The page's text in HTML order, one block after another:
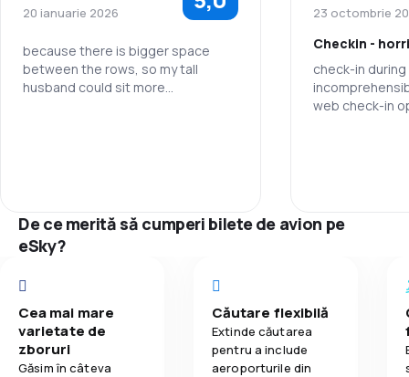
Prețul biletelor 4,0
Confort în timpul călătoriei 3,8
20 ianuarie 2026
because there is bigger space
between the rows, so my tall
husband could sit more
23 octombrie
Checkin -
check-in during
web check-in
at least one
Rețeaua de
Prețul
Confort în
Transportul
De ce merită să cumperi bilete de avion pe
eSky?
Cea mai mare
varietate de
zboruri
Găsim în câteva
Căutare flexibilă
Extinde căutarea
pentru a include
aeroporturile din